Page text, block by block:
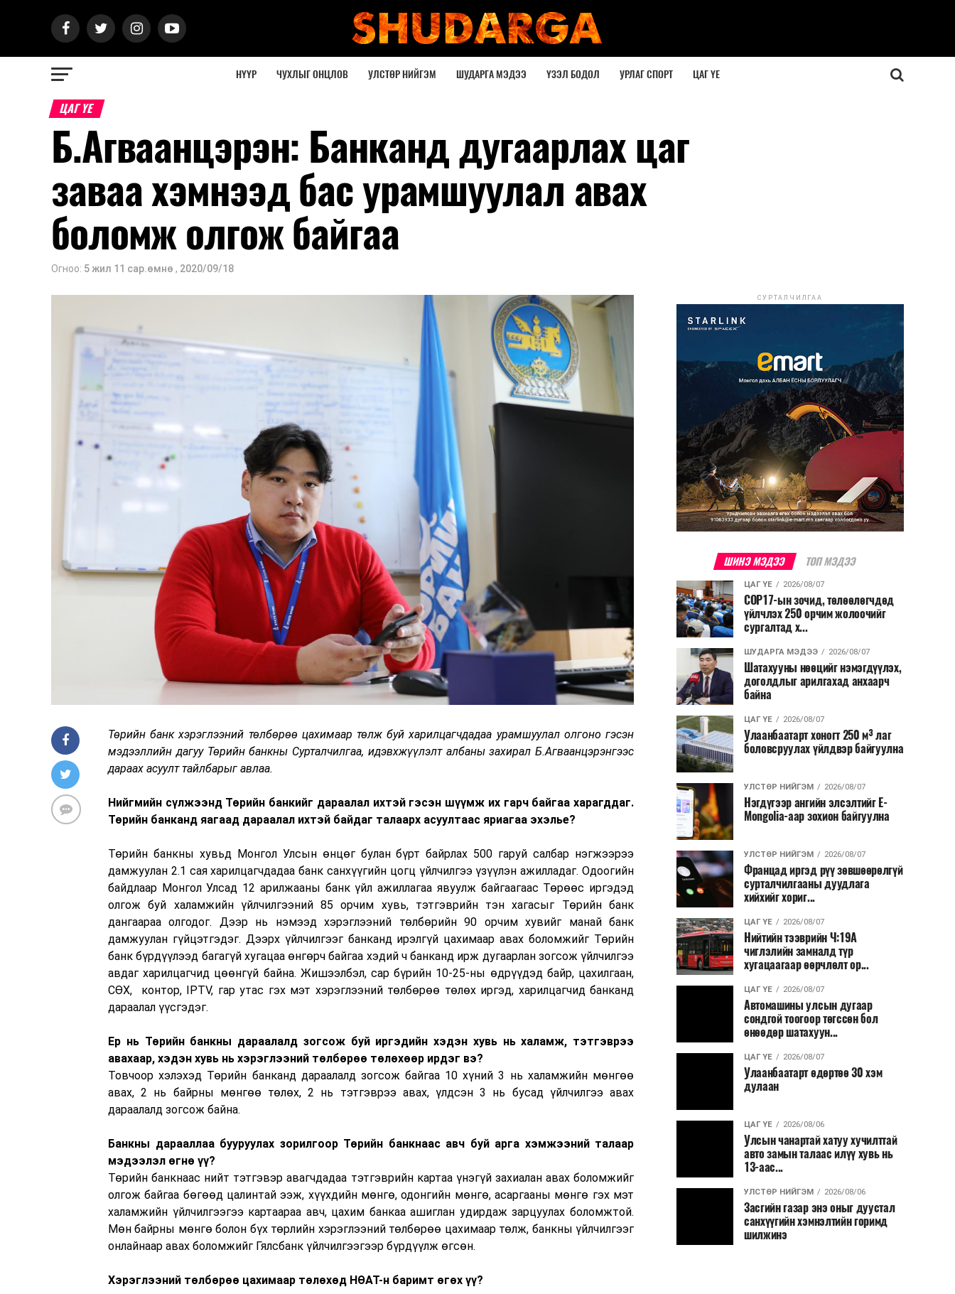
НҮҮР ЧУХЛЫГ ОНЦЛОВ УЛСТӨР НИЙГЭМ ШУДАРГА МЭДЭЭ ҮЗЭЛ БОДОЛ УРЛАГ СПОРТ ЦАГ ҮЕ
ЦАГ ҮЕ
Б.Агваанцэрэн: Банканд дугаарлах цаг
заваа хэмнээд бас урамшуулал авах
боломж олгож байгаа
Огноо: 5 жил 11 сар.өмнө , 2020/09/18
Төрийн банк хэрэглээний төлбөрөө цахимаар төлж буй харилцагчдадаа урамшуулал олгоно гэсэн
мэдээллийн дагуу Төрийн банкны Сурталчилгаа, идэвхжүүлэлт албаны захирал Б.Агваанцэрэнгээс
дараах асуулт тайлбарыг авлаа.
Нийгмийн сүлжээнд Төрийн банкийг дараалал ихтэй гэсэн шүүмж их гарч байгаа харагддаг.
Төрийн банканд яагаад дараалал ихтэй байдаг талаарх асуултаас яриагаа эхэлье?
Төрийн банкны хувьд Монгол Улсын өнцөг булан бүрт байрлах 500 гаруй салбар нэгжээрээ
дамжуулан 2.1 сая харилцагчдадаа банк санхүүгийн цогц үйлчилгээ үзүүлэн ажилладаг. Одоогийн
байдлаар Монгол Улсад 12 арилжааны банк үйл ажиллагаа явуулж байгаагаас Төрөөс иргэдэд
олгож буй халамжийн үйлчилгээний 85 орчим хувь, тэтгэврийн тэн хагасыг Төрийн банк
дангаараа олгодог. Дээр нь нэмээд хэрэглээний төлбөрийн 90 орчим хувийг манай банк
дамжуулан гүйцэтгэдэг. Дээрх үйлчилгээг банканд ирэлгүй цахимаар авах боломжийг Төрийн
банк бүрдүүлээд багагүй хугацаа өнгөрч байгаа хэдий ч банканд ирж дугаарлан зогсож үйлчилгээ
авдаг харилцагчид цөөнгүй байна. Жишээлбэл, сар бүрийн 10-25-ны өдрүүдэд байр, цахилгаан,
СӨХ, контор, IPTV, гар утас гэх мэт хэрэглээний төлбөрөө төлөх иргэд, харилцагчид банканд
дараалал үүсгэдэг.
Ер нь Төрийн банкны дараалалд зогсож буй иргэдийн хэдэн хувь нь халамж, тэтгэврээ
авахаар, хэдэн хувь нь хэрэглээний төлбөрөө төлөхөөр ирдэг вэ?
Товчоор хэлэхэд Төрийн банканд дараалалд зогсож байгаа 10 хүний 3 нь халамжийн мөнгөө
авах, 2 нь байрны мөнгөө төлөх, 2 нь тэтгэврээ авах, үлдсэн 3 нь бусад үйлчилгээ авах
дараалалд зогсож байна.
Банкны дарааллаа бууруулах зорилгоор Төрийн банкнаас авч буй арга хэмжээний талаар
мэдээлэл өгнө үү?
Төрийн банкнаас нийт тэтгэвэр авагчдадаа тэтгэврийн картаа үнэгүй захиалан авах боломжийг
олгож байгаа бөгөөд цалинтай ээж, хүүхдийн мөнгө, одонгийн мөнгө, асаргааны мөнгө гэх мэт
халамжийн үйлчилгээгээ картаараа авч, цахим банкаа ашиглан удирдаж зарцуулах боломжтой.
Мөн байрны мөнгө болон бүх төрлийн хэрэглээний төлбөрөө цахимаар төлж, банкны үйлчилгээг
онлайнаар авах боломжийг Гялсбанк үйлчилгээгээр бүрдүүлж өгсөн.
Хэрэглээний төлбөрөө цахимаар төлөхөд НӨАТ-н баримт өгөх үү?
СУРТАЛЧИЛГАА
ШИНЭ МЭДЭЭ ТОП МЭДЭЭ
ЦАГ ҮЕ 2026/08/07
COP17-ын зочид, төлөөлөгчдөд
үйлчлэх 250 орчим жолоочийг
сургалтад х...
ШУДАРГА МЭДЭЭ 2026/08/07
Шатахууны нөөцийг нэмэгдүүлэх,
доголдлыг арилгахад анхаарч
байна
ЦАГ ҮЕ 2026/08/07
Улаанбаатарт хоногт 250 м³ лаг
боловсруулах үйлдвэр байгуулна
УЛСТӨР НИЙГЭМ 2026/08/07
Нэгдүгээр ангийн элсэлтийг E-
Mongolia-аар зохион байгуулна
УЛСТӨР НИЙГЭМ 2026/08/07
Францад иргэд рүү зөвшөөрөлгүй
сурталчилгааны дуудлага
хийхийг хориг...
ЦАГ ҮЕ 2026/08/07
Нийтийн тээврийн Ч:19А
чиглэлийн замналд түр
хугацаагаар өөрчлөлт ор...
ЦАГ ҮЕ 2026/08/07
Автомашины улсын дугаар
сондгой тоогоор төгссөн бол
өнөөдөр шатахуун...
ЦАГ ҮЕ 2026/08/07
Улаанбаатарт өдөртөө 30 хэм
дулаан
ЦАГ ҮЕ 2026/08/06
Улсын чанартай хатуу хучилттай
авто замын талаас илүү хувь нь
13-аас...
УЛСТӨР НИЙГЭМ 2026/08/06
Засгийн газар энэ оныг дуустал
санхүүгийн хэмнэлтийн горимд
шилжинэ